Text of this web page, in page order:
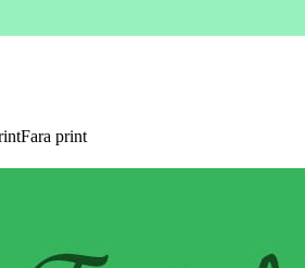
Fara print